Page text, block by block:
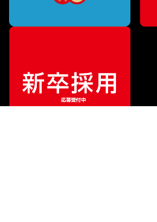
販売価格¥3,740（税込）